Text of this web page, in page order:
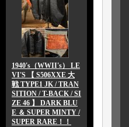
1940's（WWII's） LE
VI'S 【 S506XXE 大
戦 TYPE1 JK / TRAN
SITION / T-BACK / SI
ZE 46 】 DARK BLU
E ＆ SUPER MINTY /
SUPER RARE！！